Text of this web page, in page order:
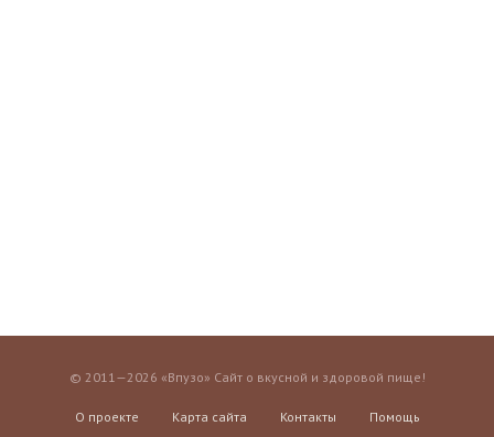
© 2011—2026 «Впузо» Сайт о вкусной и здоровой пище!
О проекте Карта сайта Контакты Помощь